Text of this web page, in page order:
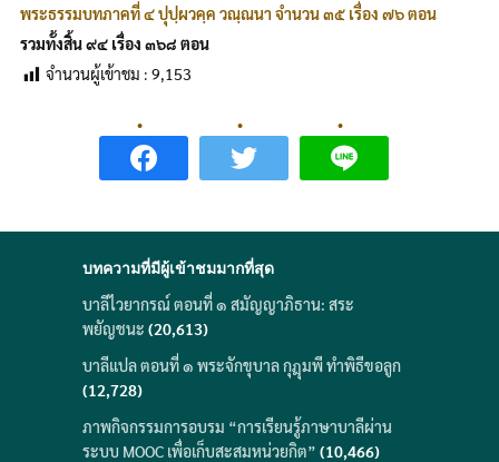
พระธรรมบทภาคที่ ๔ ปุปฺผวคฺค วณฺณนา จำนวน ๓๕ เรื่อง ๗๖ ตอน
รวมทั้งสิ้น ๙๔ เรื่อง ๓๖๘ ตอน
จำนวนผู้เข้าชม : 9,153
บทความที่มีผู้เข้าชมมากที่สุด
บาลีไวยากรณ์ ตอนที่ ๑ สมัญญาภิธาน: สระ
พยัญชนะ (20,613)
บาลีแปล ตอนที่ ๑ พระจักขุบาล กุฎุมพี ทำพิธีขอลูก
(12,728)
ภาพกิจกรรมการอบรม “การเรียนรู้ภาษาบาลีผ่าน
ระบบ MOOC เพื่อเก็บสะสมหน่วยกิต” (10,466)